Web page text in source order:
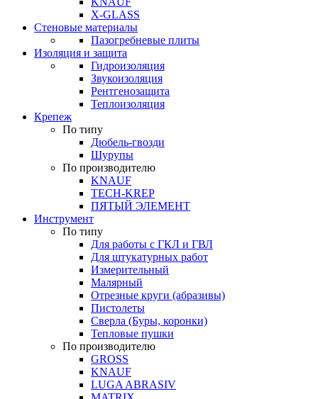
X-GLASS
Стеновые материалы
Пазогребневые плиты
Изоляция и защита
Гидроизоляция
Звукоизоляция
Рентгенозащита
Теплоизоляция
Крепеж
По типу
Дюбель-гвозди
Шурупы
По производителю
KNAUF
TECH-KREP
ПЯТЫЙ ЭЛЕМЕНТ
Инструмент
По типу
Для работы с ГКЛ и ГВЛ
Для штукатурных работ
Измерительный
Малярный
Отрезные круги (абразивы)
Пистолеты
Сверла (Буры, коронки)
Тепловые пушки
По производителю
GROSS
KNAUF
LUGA ABRASIV